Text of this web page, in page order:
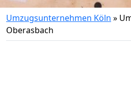
Umzugsunternehmen Köln »
Oberasbach